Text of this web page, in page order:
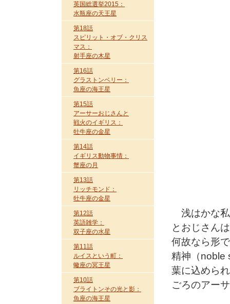
英国総選挙2015：
水瓶座の天王星
第18話
スピリット・オブ・クリス
マス：
射手座の木星
第16話
グラストンベリー：
魚座の海王星
第15話
アーサーおじさんと
戦火のイギリス：
牡牛座の金星
第14話
イギリス動物事情：
蟹座の月
第13話
リッチモンド：
牡牛座の金星
第12話
英語雑学：
双子座の水星
第11話
ルイスという町：
蠍座の冥王星
第10話
ブライトンその光と影：
魚座の海王星
浅はかな私
とおじさん
何故なら形
精神（noble
葉に込めら
ごろのアー